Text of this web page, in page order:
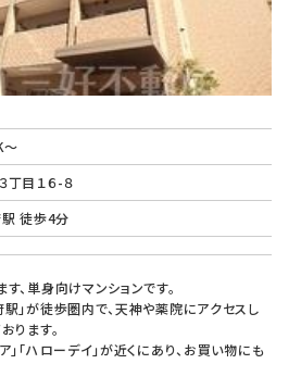
～
目１６-８
徒歩4分
、単身向けマンションです。
」が徒歩圏内で、天神や薬院にアクセスし
ります。
」「ハローデイ」が近くにあり、お買い物にも